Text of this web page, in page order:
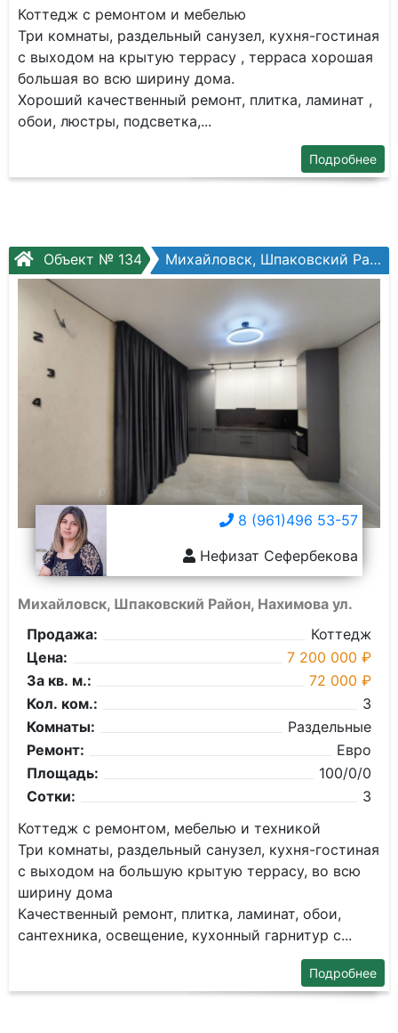
Коттедж с ремонтом и мебелью
Три комнаты, раздельный санузел, кухня-гостиная
с выходом на крытую террасу , терраса хорошая
большая во всю ширину дома.
Хороший качественный ремонт, плитка, ламинат ,
обои, люстры, подсветка,...
Подробнее
Объект № 134 Михайловск, Шпаковский Район, Нахимова ул.
8 (961)496 53-57
Нефизат Сефербекова
Михайловск, Шпаковский Район, Нахимова ул.
Продажа:
Коттедж
Цена:
7 200 000 ₽
За кв. м.:
72 000 ₽
Кол. ком.:
3
Комнаты:
Раздельные
Ремонт:
Евро
Площадь:
100/0/0
Сотки:
3
Коттедж с ремонтом, мебелью и техникой
Три комнаты, раздельный санузел, кухня-гостиная
с выходом на большую крытую террасу, во всю
ширину дома
Качественный ремонт, плитка, ламинат, обои,
сантехника, освещение, кухонный гарнитур с...
Подробнее